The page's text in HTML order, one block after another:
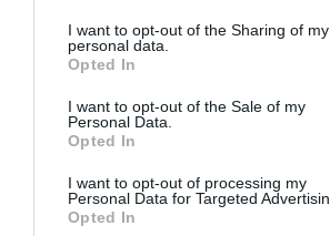
I want to opt-out of the Sharing of my
personal data.
Opted In
I want to opt-out of the Sale of my
Personal Data.
Opted In
I want to opt-out of processing my
Personal Data for Targeted
Opted In
Αυτοβιογραφία
ενός πτώματος: Μια
διηγημάτων του
Σιγκισμούντ
Κρζιζανόφσκι